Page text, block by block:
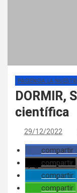
PACIENCIA LA
DORMIR,
científica
29/12/2022
compartir
compartir
compartir
compartir